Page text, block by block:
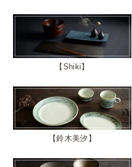
Shiki
鈴木美汐